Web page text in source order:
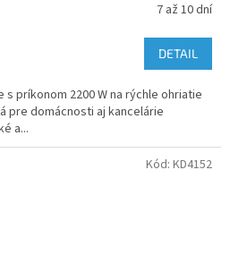
7 až 10 dní
DETAIL
príkonom 2200 W na rýchle ohriatie
pre domácnosti aj kancelárie
a...
Kód: KD4152